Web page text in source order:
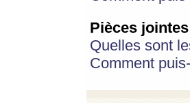
Pièces jointes
Quelles sont
Comment